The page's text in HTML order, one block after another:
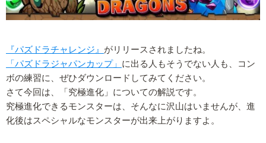
『パズドラチャレンジ』 がリリースされましたね。
「パズドラジャパンカップ」 に出る人もそうでない人も、コン
ボの練習に、ぜひダウンロードしてみてください。
さて今回は、「究極進化」についての解説です。
究極進化できるモンスターは、そんなに沢山はいませんが、進
化後はスペシャルなモンスターが出来上がりますよ。